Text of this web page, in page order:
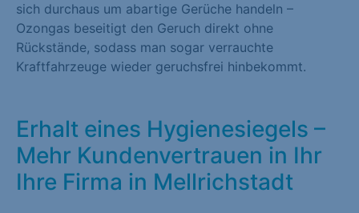
sich durchaus um abartige Gerüche handeln –
Ozongas beseitigt den Geruch direkt ohne
Rückstände, sodass man sogar verrauchte
Kraftfahrzeuge wieder geruchsfrei hinbekommt.
Erhalt eines Hygienesiegels –
Mehr Kundenvertrauen in Ihr
Ihre Firma in Mellrichstadt